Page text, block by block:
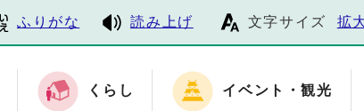
ふりがな 読み上げ 文字サイズ 拡
くらし イベント・観光